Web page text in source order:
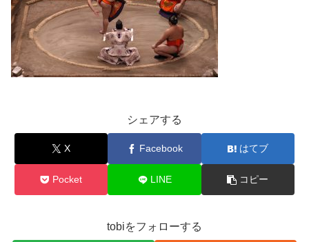
シェアする
X Facebook はてブ
Pocket LINE コピー
tobiをフォローする